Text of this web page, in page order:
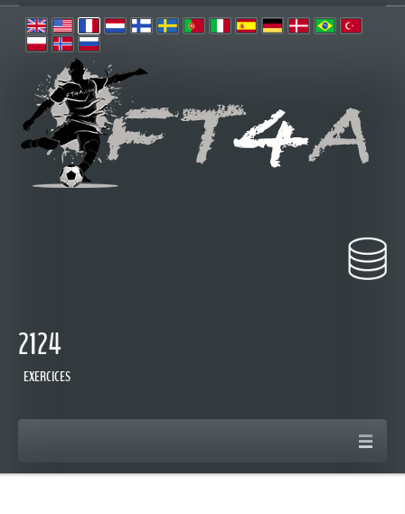
2124
EXERCICES